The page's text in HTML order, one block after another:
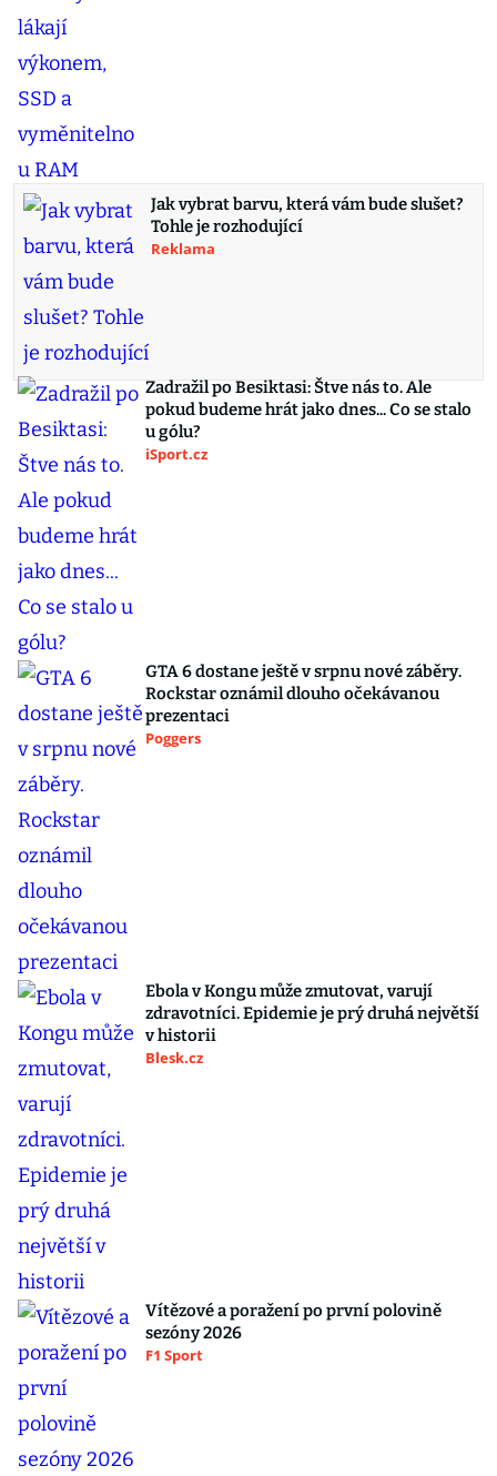
Jak vybrat barvu, která vám bude slušet?
Tohle je rozhodující
Reklama
Zadražil po Besiktasi: Štve nás to. Ale
pokud budeme hrát jako dnes... Co se stalo
u gólu?
iSport.cz
GTA 6 dostane ještě v srpnu nové záběry.
Rockstar oznámil dlouho očekávanou
prezentaci
Poggers
Ebola v Kongu může zmutovat, varují
zdravotníci. Epidemie je prý druhá největší
v historii
Blesk.cz
Vítězové a poražení po první polovině
sezóny 2026
F1 Sport